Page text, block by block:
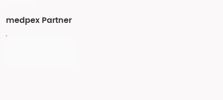
medpex Partner